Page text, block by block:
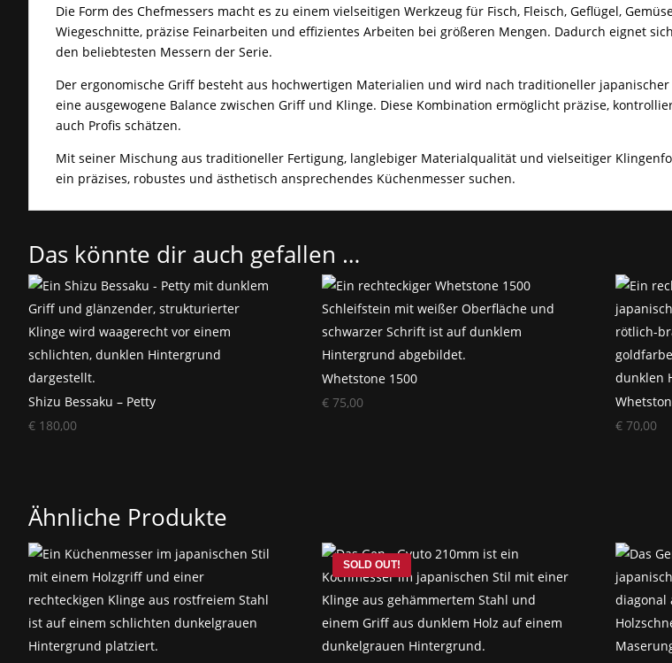
Die Form des Chefmessers macht es zu einem vielseitigen Werkzeug für Fisch, Fleisch, Geflügel,
Wiegeschnitte, präzise Feinarbeiten und effizientes Arbeiten bei größeren Mengen. Dadurch eignet
den beliebtesten Messern der Serie.
Der ergonomische Griff besteht aus hochwertigen Materialien und wird nach traditioneller
eine ausgewogene Balance zwischen Griff und Klinge. Diese Kombination ermöglicht präzise,
auch Profis schätzen.
Mit seiner Mischung aus traditioneller Fertigung, langlebiger Materialqualität und vielseitiger
ein präzises, robustes und ästhetisch ansprechendes Küchenmesser suchen.
Das könnte dir auch gefallen …
Shizu Bessaku – Petty
€ 180,00
Whetstone 1500
€ 75,00
€ 70,00
Ähnliche Produkte